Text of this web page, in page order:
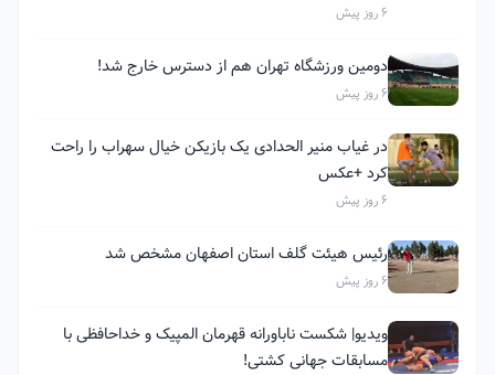
6 روز پیش
دومین ورزشگاه تهران هم از دسترس خارج شد!
6 روز پیش
در غیاب منیر الحدادی یک بازیکن خیال سهراب را راحت
کرد +عکس
6 روز پیش
رئیس هیئت گلف استان اصفهان مشخص شد
6 روز پیش
ویدیو| شکست ناباورانه قهرمان المپیک و خداحافظی با
مسابقات جهانی کشتی!